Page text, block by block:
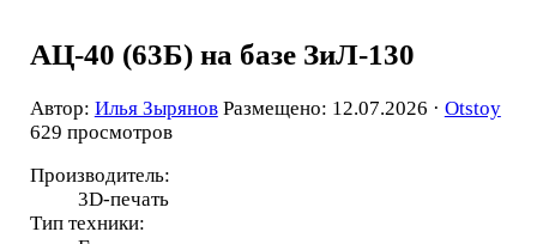
АЦ-40 (63Б) на базе ЗиЛ-130
Автор: Илья Зырянов Размещено: 12.07.2026 · Otstoy
629 просмотров
Производитель:
3D-печать
Тип техники: